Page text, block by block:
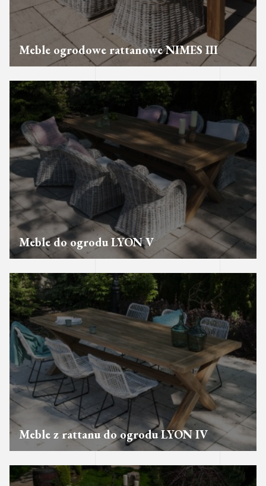
Meble ogrodowe rattanowe NIMES III
Meble do ogrodu LYON V
Meble z rattanu do ogrodu LYON IV